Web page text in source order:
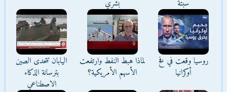
سبتة
بشري
روسيا وقعت في فخ
أوكرانيا
لماذا هبط النفط وارتفعت
الأسهم الأمريكية؟
اليابان تتحدى الصين
بترسانة الذكاء
الاصطناعي